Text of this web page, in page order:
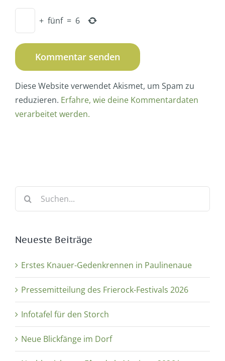
+ fünf = 6
Diese Website verwendet Akismet, um Spam zu
reduzieren. Erfahre, wie deine Kommentardaten
verarbeitet werden.
Suche
Neueste Beiträge
Erstes Knauer-Gedenkrennen in Paulinenaue
Pressemitteilung des Frierock-Festivals 2026
Infotafel für den Storch
Neue Blickfänge im Dorf